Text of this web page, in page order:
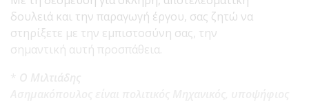
δουλειά και την παραγωγή έργου, σας ζητώ να
στηρίξετε με την εμπιστοσύνη σας, την
σημαντική αυτή προσπάθεια.